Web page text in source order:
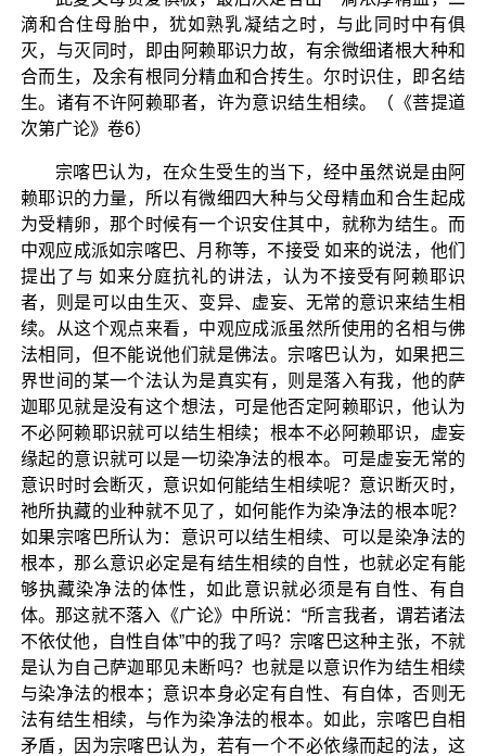
滴和合住母胎中，犹如熟乳凝结之时，与此同时中有俱
灭，与灭同时，即由阿赖耶识力故，有余微细诸根大种和
合而生，及余有根同分精血和合抟生。尔时识住，即名结
生。诸有不许阿赖耶者，许为意识结生相续。（《菩提道
次第广论》卷6）
宗喀巴认为，在众生受生的当下，经中虽然说是由阿
赖耶识的力量，所以有微细四大种与父母精血和合生起成
为受精卵，那个时候有一个识安住其中，就称为结生。而
中观应成派如宗喀巴、月称等，不接受 如来的说法，他们
提出了与 如来分庭抗礼的讲法，认为不接受有阿赖耶识
者，则是可以由生灭、变异、虚妄、无常的意识来结生相
续。从这个观点来看，中观应成派虽然所使用的名相与佛
法相同，但不能说他们就是佛法。宗喀巴认为，如果把三
界世间的某一个法认为是真实有，则是落入有我，他的萨
迦耶见就是没有这个想法，可是他否定阿赖耶识，他认为
不必阿赖耶识就可以结生相续；根本不必阿赖耶识，虚妄
缘起的意识就可以是一切染净法的根本。可是虚妄无常的
意识时时会断灭，意识如何能结生相续呢？意识断灭时，
祂所执藏的业种就不见了，如何能作为染净法的根本呢？
如果宗喀巴所认为：意识可以结生相续、可以是染净法的
根本，那么意识必定是有结生相续的自性，也就必定有能
够执藏染净法的体性，如此意识就必须是有自性、有自
体。那这就不落入《广论》中所说：“所言我者，谓若诸法
不依仗他，自性自体”中的我了吗？宗喀巴这种主张，不就
是认为自己萨迦耶见未断吗？也就是以意识作为结生相续
与染净法的根本；意识本身必定有自性、有自体，否则无
法有结生相续，与作为染净法的根本。如此，宗喀巴自相
矛盾，因为宗喀巴认为，若有一个不必依缘而起的法，这